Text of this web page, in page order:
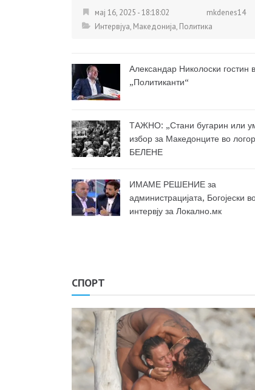
мај 16, 2025 - 18:18:02
mkdenes14
Интервјуа, Македонија, Политика
Александар Николоски гостин
„Политиканти“
ТАЖНО: „Стани бугарин или
избор за Македонците во
БЕЛЕНЕ
ИМАМЕ РЕШЕНИЕ за
администрацијата, Богојески
интервју за Локално.мк
СПОРТ